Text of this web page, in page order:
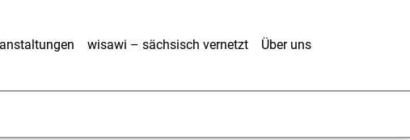
wisawi – sächsisch vernetzt Über uns